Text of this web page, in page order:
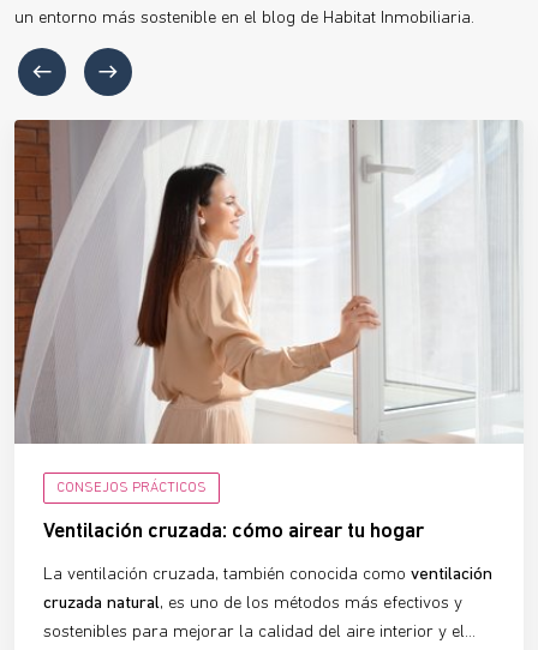
un entorno más sostenible en el blog de Habitat Inmobiliaria.
CONSEJOS PRÁCTICOS
Ventilación cruzada: cómo airear tu hogar
La ventilación cruzada, también conocida como ventilación
cruzada natural, es uno de los métodos más efectivos y
sostenibles para mejorar la calidad del aire interior y el